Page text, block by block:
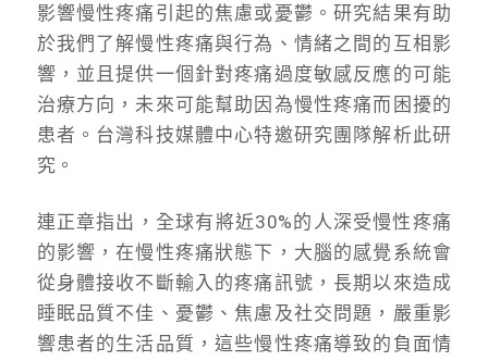
影響慢性疼痛引起的焦慮或憂鬱。研究結果有助
於我們了解慢性疼痛與行為、情緒之間的互相影
響，並且提供一個針對疼痛過度敏感反應的可能
治療方向，未來可能幫助因為慢性疼痛而困擾的
患者。台灣科技媒體中心特邀研究團隊解析此研
究。
連正章指出，全球有將近30%的人深受慢性疼痛
的影響，在慢性疼痛狀態下，大腦的感覺系統會
從身體接收不斷輸入的疼痛訊號，長期以來造成
睡眠品質不佳、憂鬱、焦慮及社交問題，嚴重影
響患者的生活品質，這些慢性疼痛導致的負面情